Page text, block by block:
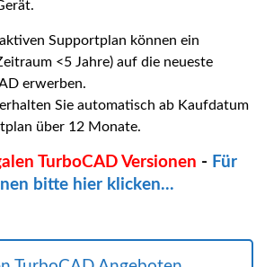
Supportplan können ein
<5 Jahre) auf die neueste
erwerben.
Sie automatisch ab Kaufdatum
über 12 Monate.
TurboCAD Versionen - Für
bitte hier klicken...